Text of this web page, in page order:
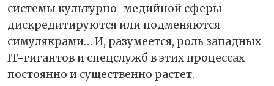
системы культурно-медийной сферы
дискредитируются или подменяются
симулякрами… И, разумеется, роль западных
IT-гигантов и спецслужб в этих процессах
постоянно и существенно растет.